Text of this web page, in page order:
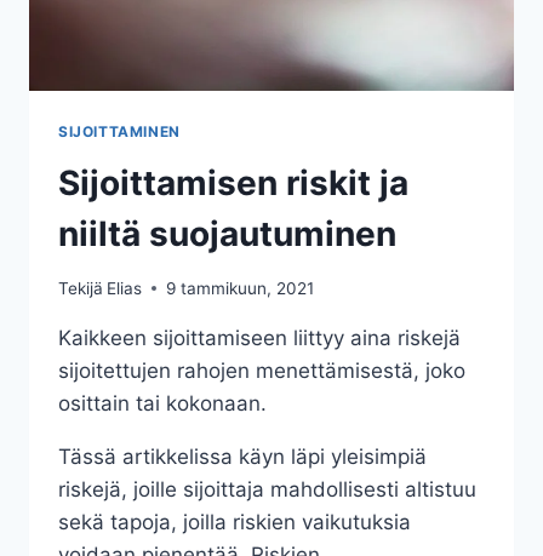
SIJOITTAMINEN
Sijoittamisen riskit ja
niiltä suojautuminen
Tekijä Elias 9 tammikuun, 2021
Kaikkeen sijoittamiseen liittyy aina riskejä
sijoitettujen rahojen menettämisestä, joko
osittain tai kokonaan.
Tässä artikkelissa käyn läpi yleisimpiä
riskejä, joille sijoittaja mahdollisesti altistuu
sekä tapoja, joilla riskien vaikutuksia